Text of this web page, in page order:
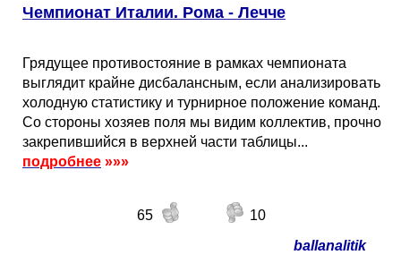
Чемпионат Италии. Рома - Лечче
Грядущее противостояние в рамках чемпионата
выглядит крайне дисбалансным, если анализировать
холодную статистику и турнирное положение команд.
Со стороны хозяев поля мы видим коллектив, прочно
закрепившийся в верхней части таблицы...
подробнее »»»
65
10
ballanalitik